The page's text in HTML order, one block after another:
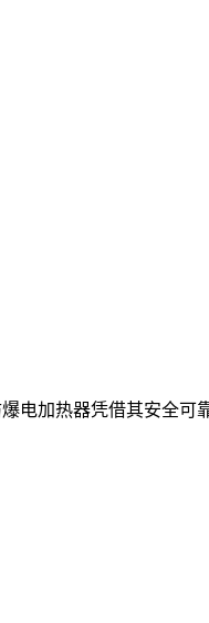
电加热器凭借其安全可